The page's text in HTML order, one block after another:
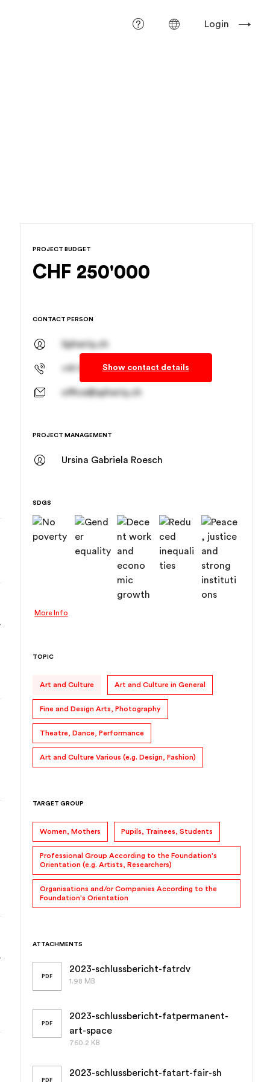
Login
PROJECT BUDGET
CHF 250'000
CONTACT PERSON
Spheriq.ch
+41 61 278 93 83
office@spheriq.ch
Show contact details
PROJECT MANAGEMENT
Ursina Gabriela Roesch
SDGS
More Info
TOPIC
Art and Culture Art and Culture in General
Fine and Design Arts, Photography
Theatre, Dance, Performance
Art and Culture Various (e.g. Design, Fashion)
TARGET GROUP
Women, Mothers Pupils, Trainees, Students
Professional Group According to the Foundation's
Orientation (e.g. Artists, Researchers)
Organisations and/or Companies According to the
Foundation's Orientation
ATTACHMENTS
PDF
2023-schlussbericht-fatrdv
1.98 MB
PDF
2023-schlussbericht-fatpermanent-
art-space
760.2 KB
PDF
2023-schlussbericht-fatart-fair-sh